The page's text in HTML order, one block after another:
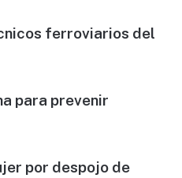
ferroviarios del
para prevenir
por despojo de